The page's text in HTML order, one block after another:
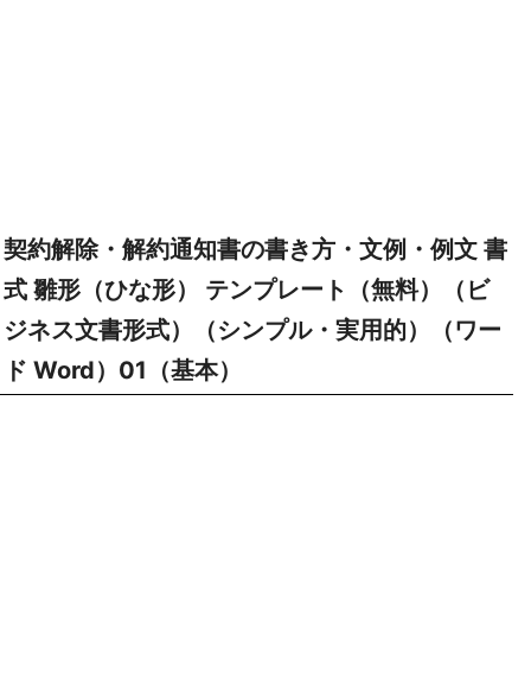
契約解除・解約通知書の書き方・文例・例文 書
式 雛形（ひな形） テンプレート（無料）（ビ
ジネス文書形式）（シンプル・実用的）（ワー
ド Word）01（基本）